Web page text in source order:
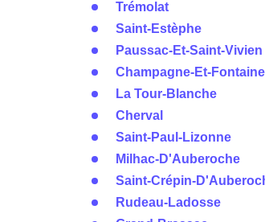
Trémolat
Saint-Estèphe
Paussac-Et-Saint-Vivien
Champagne-Et-Fontaine
La Tour-Blanche
Cherval
Saint-Paul-Lizonne
Milhac-D'Auberoche
Saint-Crépin-
Rudeau-Ladosse